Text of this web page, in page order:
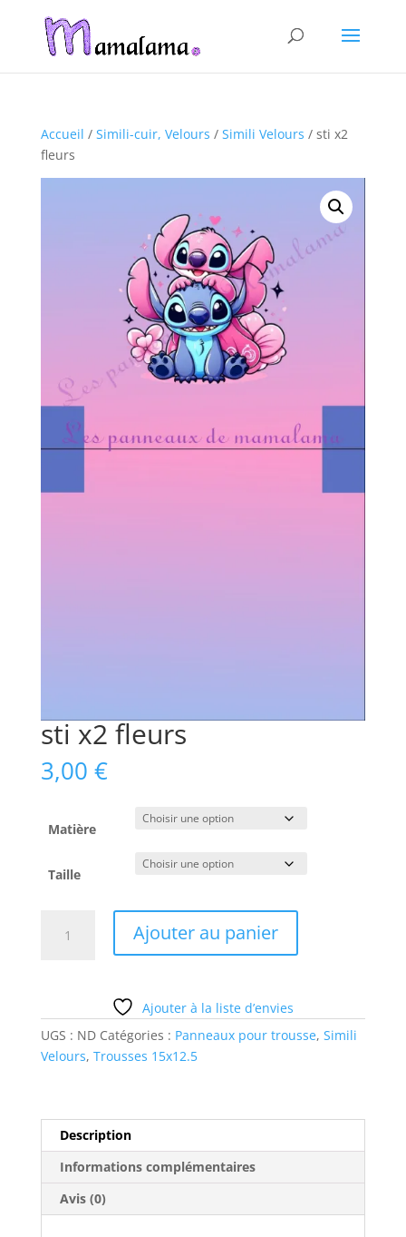
Accueil / Simili-cuir, Velours / Simili Velours / sti x2
fleurs
sti x2 fleurs
3,00 €
Matière
Taille
Ajouter au panier
Ajouter à la liste d’envies
UGS : ND Catégories : Panneaux pour trousse, Simili
Velours, Trousses 15x12.5
Description
Informations complémentaires
Avis (0)